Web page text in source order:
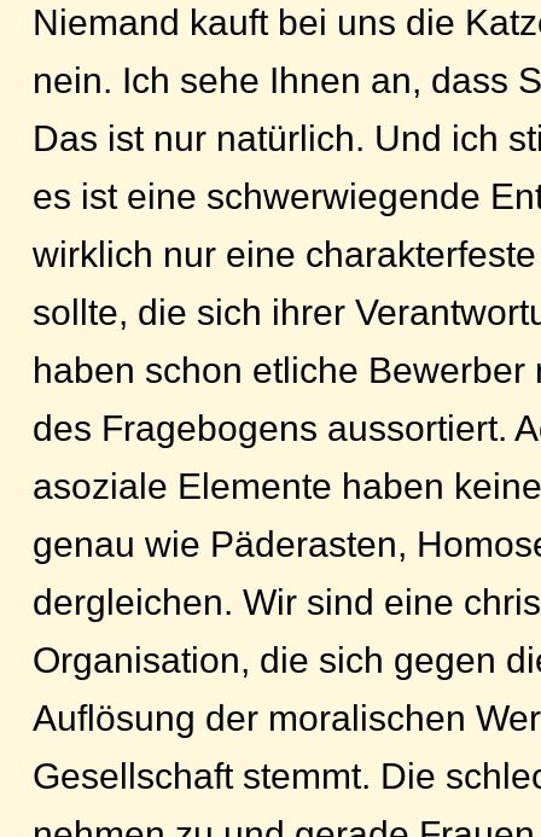
Niemand kauft bei uns die
nein. Ich sehe Ihnen an, dass
Das ist nur natürlich. Und ich
es ist eine schwerwiegende
wirklich nur eine
sollte, die sich ihrer
haben schon etliche Bewerber
des Fragebogens aussortiert.
asoziale Elemente haben
genau wie Päderasten,
dergleichen. Wir sind eine
Organisation, die sich gegen
Auflösung der moralischen
Gesellschaft stemmt. Die